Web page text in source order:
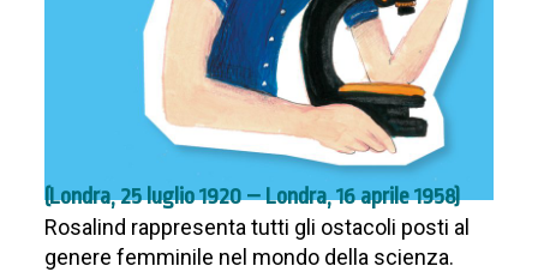
(Londra, 25 luglio 1920 – Londra, 16 aprile 1958)
Rosalind rappresenta tutti gli ostacoli posti al
genere femminile nel mondo della scienza.